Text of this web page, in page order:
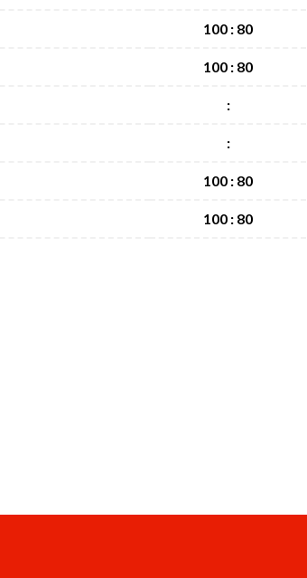
100 : 80
100 : 80
:
:
100 : 80
100 : 80